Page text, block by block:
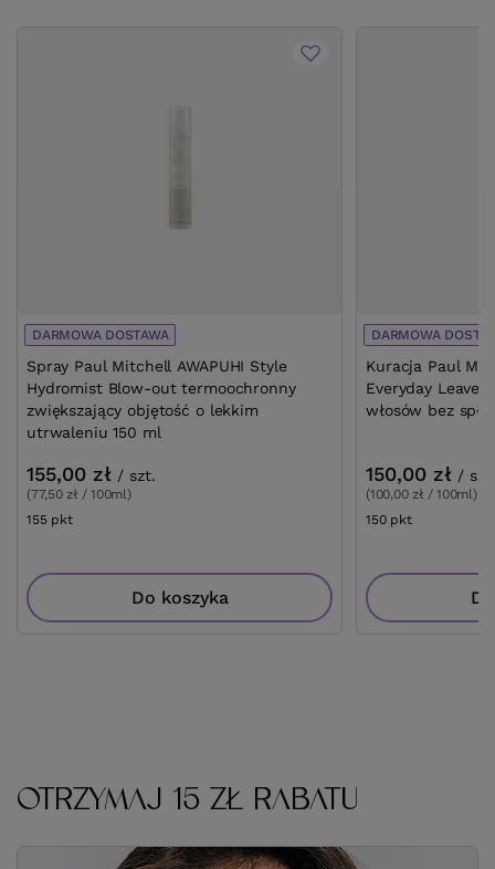
DARMOWA DOSTAWA
Spray Paul Mitchell AWAPUHI Style
Hydromist Blow-out termoochronny
zwiększający objętość o lekkim
utrwaleniu 150 ml
155,00 zł / szt.
(77,50 zł / 100ml)
155 pktpunktów
Do koszyka
DARMOWA
Kuracja Paul
Everyday
włosów bez
150,00 zł /
(100,00 zł / 100ml)
150 pktpunktów
OTRZYMAJ 15 ZŁ RABATU